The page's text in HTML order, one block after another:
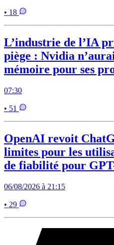
• 18
L’industrie de l’IA
piège : Nvidia
mémoire pour ses
07:30
• 51
OpenAI revoit
limites pour les
de fiabilité pour
06/08/2026 à 21:15
• 29